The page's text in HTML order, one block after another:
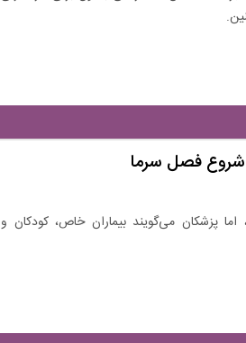
شروع فصل سرما
اما پزشکان می‌گویند بیماران خاص، کودکان و